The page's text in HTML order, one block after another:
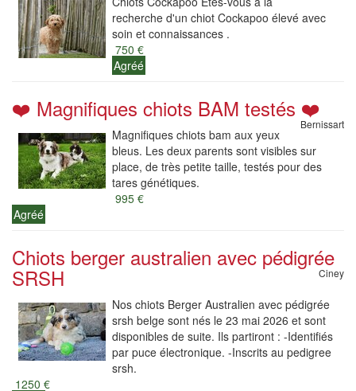
recherche d'un chiot Cockapoo élevé avec
soin et connaissances .
750 €
Agréé
❤️ Magnifiques chiots BAM testés ❤️
Bernissart
Magnifiques chiots bam aux yeux
bleus. Les deux parents sont visibles sur
place, de très petite taille, testés pour des
tares génétiques.
995 €
Agréé
Chiots berger australien avec pédigrée
SRSH Ciney
Nos chiots Berger Australien avec pédigrée
srsh belge sont nés le 23 mai 2026 et sont
disponibles de suite. Ils partiront : -Identifiés
par puce électronique. -Inscrits au pedigree
srsh.
1250 €